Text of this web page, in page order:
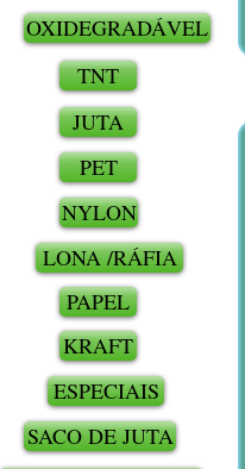
OXIDEGRADÁVEL
TNT
JUTA
PET
NYLON
LONA /RÁFIA
PAPEL
KRAFT
ESPECIAIS
SACO DE JUTA